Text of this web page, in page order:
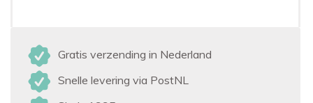
Gratis verzending in Nederland
Snelle levering via PostNL